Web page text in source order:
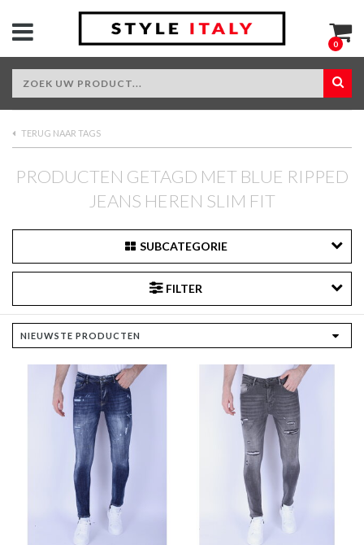
0
TERUG NAAR TAGS
PRODUCTEN GETAGD MET BLUE RIPPED
JEANS HEREN SLIM FIT
SUBCATEGORIE
FILTER